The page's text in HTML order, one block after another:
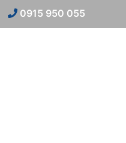
0915 950 055